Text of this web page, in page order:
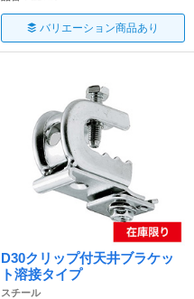
バリエーション商品あり
D30クリップ付天井ブラケッ
ト溶接タイプ
スチール